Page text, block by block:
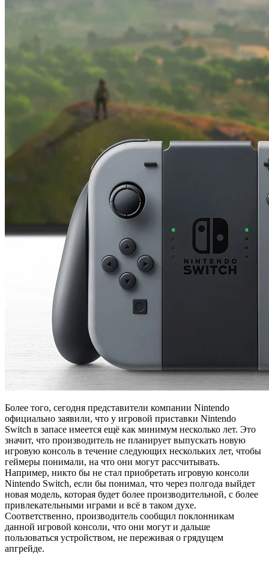
Более того, сегодня представители компании Nintendo
официально заявили, что у игровой приставки Nintendo
Switch в запасе имеется ещё как минимум несколько лет. Это
значит, что производитель не планирует выпускать новую
игровую консоль в течение следующих нескольких лет, чтобы
геймеры понимали, на что они могут рассчитывать.
Например, никто бы не стал приобретать игровую консоли
Nintendo Switch, если бы понимал, что через полгода выйдет
новая модель, которая будет более производительной, с более
привлекательными играми и всё в таком духе.
Соответственно, производитель сообщил поклонникам
данной игровой консоли, что они могут и дальше
пользоваться устройством, не переживая о грядущем
апгрейде.